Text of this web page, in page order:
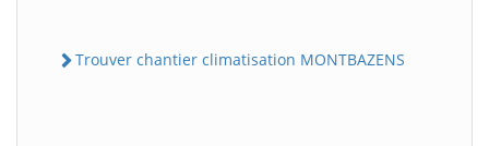
Trouver chantier climatisation MONTBAZENS